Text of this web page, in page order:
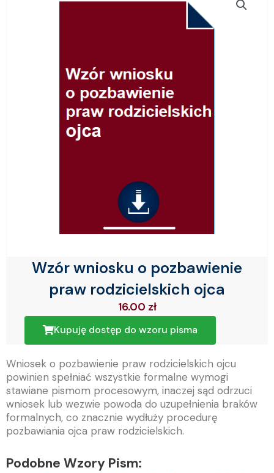
Wzór wniosku o pozbawienie
praw rodzicielskich ojca
16.00 zł
Kupuję dostęp do wzoru pisma
Wniosek o pozbawienie praw rodzicielskich ojcu
powinien spełniać wszystkie formalne wymogi
stawiane pismom procesowym, inaczej sąd odrzuci
wniosek lub wezwie powoda do uzupełnienia braków
formalnych, co znacznie wydłuży procedurę
pozbawiania ojca praw rodzicielskich.
Podobne Wzory Pism: